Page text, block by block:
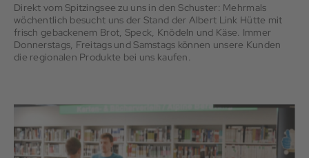
Direkt vom Spitzingsee zu uns in den Schuster: Mehrmals
wöchentlich besucht uns der Stand der Albert Link Hütte mit
frisch gebackenem Brot, Speck, Knödeln und Käse. Immer
Donnerstags, Freitags und Samstags können unsere Kunden
die regionalen Produkte bei uns kaufen.